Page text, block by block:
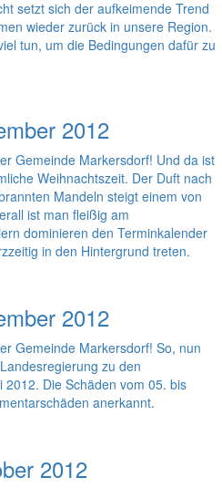
setzt sich der aufkeimende Trend
wieder zurück in unsere Region.
tun, um die Bedingungen dafür zu
2012
Gemeinde Markersdorf! Und da ist
Weihnachtszeit. Der Duft nach
Mandeln steigt einem von
ist man fleißig am
dominieren den Terminkalender
in den Hintergrund treten.
2012
Gemeinde Markersdorf! So, nun
zu den
Die Schäden vom 05. bis
anerkannt.
2012